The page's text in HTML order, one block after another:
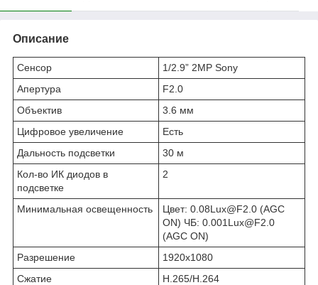
Описание
Сенсор
1/2.9” 2MP Sony
Апертура
F2.0
Объектив
3.6 мм
Цифровое увеличение
Есть
Дальность подсветки
30 м
Кол-во ИК диодов в
подсветке
2
Минимальная освещенность
Цвет: 0.08Lux@F2.0 (AGC
ON) ЧБ: 0.001Lux@F2.0
(AGC ON)
Разрешение
1920x1080
Сжатие
H.265/H.264